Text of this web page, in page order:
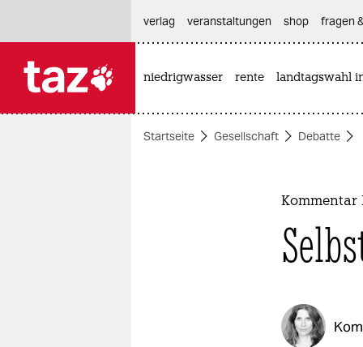
themen
verlag
veranstaltungen shop fragen
niedrigwasser rente landtagswahl
Startseite Gesellschaft Debatte
Kommentar